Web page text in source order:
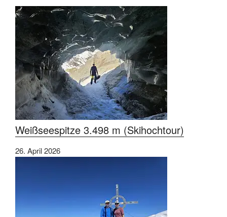
Weißseespitze 3.498 m (Skihochtour)
26. April 2026